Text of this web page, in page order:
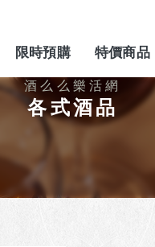
限時預購
PREORDER
特價商品
SPECIAL
各式酒品